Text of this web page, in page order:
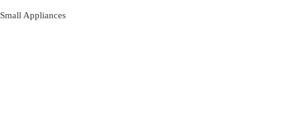
Small Appliances